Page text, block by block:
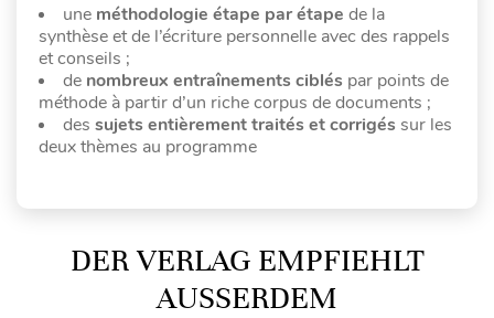
une méthodologie étape par étape de la
synthèse et de l’écriture personnelle avec des rappels
et conseils ;
de nombreux entraînements ciblés par points de
méthode à partir d’un riche corpus de documents ;
des sujets entièrement traités et corrigés sur les
deux thèmes au programme
DER VERLAG EMPFIEHLT
AUSSERDEM